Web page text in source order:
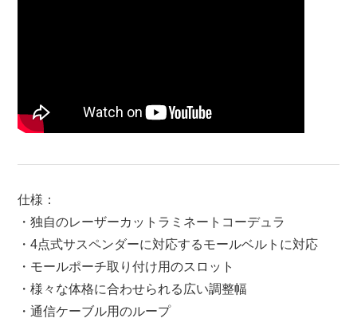
仕様：
・独自のレーザーカットラミネートコーデュラ
・4点式サスペンダーに対応するモールベルトに対応
・モールポーチ取り付け用のスロット
・様々な体格に合わせられる広い調整幅
・通信ケーブル用のループ